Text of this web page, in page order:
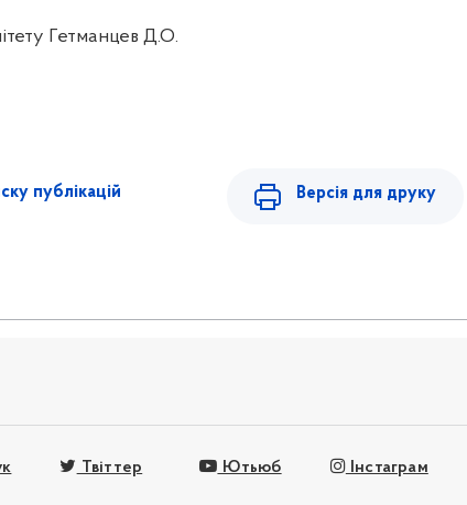
Гетманцев Д.О.
публікацій Версія для друку
Твіттер Ютьюб Інстаграм